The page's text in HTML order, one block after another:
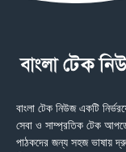
বাংলা টেক নিউজ একটি
সেবা ও সাম্প্রতিক টেক
পাঠকদের জন্য সহজ ভাষায়